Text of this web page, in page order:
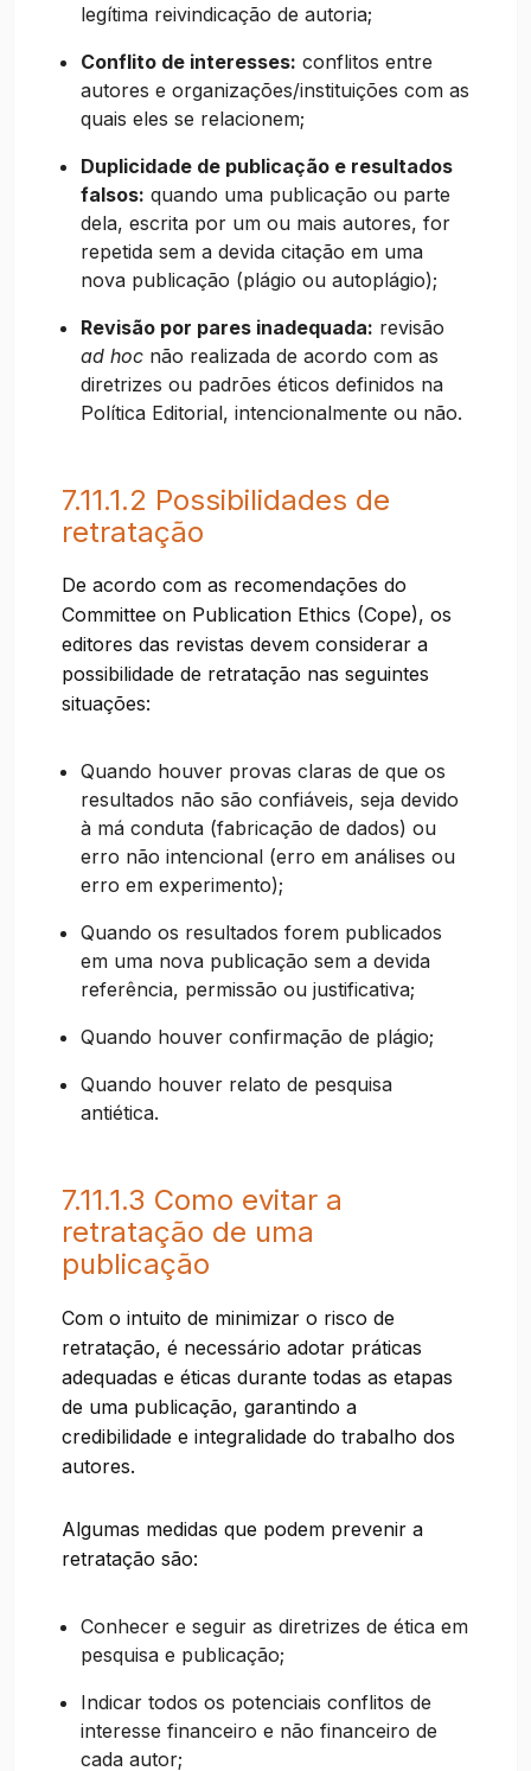
legítima reivindicação de autoria;
Conflito de interesses: conflitos entre
autores e organizações/instituições com as
quais eles se relacionem;
Duplicidade de publicação e resultados
falsos: quando uma publicação ou parte
dela, escrita por um ou mais autores, for
repetida sem a devida citação em uma
nova publicação (plágio ou autoplágio);
Revisão por pares inadequada: revisão
ad hoc não realizada de acordo com as
diretrizes ou padrões éticos definidos na
Política Editorial, intencionalmente ou não.
7.11.1.2 Possibilidades de
retratação
De acordo com as recomendações do
Committee on Publication Ethics (Cope), os
editores das revistas devem considerar a
possibilidade de retratação nas seguintes
situações:
Quando houver provas claras de que os
resultados não são confiáveis, seja devido
à má conduta (fabricação de dados) ou
erro não intencional (erro em análises ou
erro em experimento);
Quando os resultados forem publicados
em uma nova publicação sem a devida
referência, permissão ou justificativa;
Quando houver confirmação de plágio;
Quando houver relato de pesquisa
antiética.
7.11.1.3 Como evitar a
retratação de uma
publicação
Com o intuito de minimizar o risco de
retratação, é necessário adotar práticas
adequadas e éticas durante todas as etapas
de uma publicação, garantindo a
credibilidade e integralidade do trabalho dos
autores.
Algumas medidas que podem prevenir a
retratação são:
Conhecer e seguir as diretrizes de ética em
pesquisa e publicação;
Indicar todos os potenciais conflitos de
interesse financeiro e não financeiro de
cada autor;